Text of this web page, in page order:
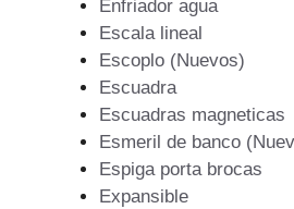
Enfriador agua
Escala lineal
Escoplo (Nuevos)
Escuadra
Escuadras magneticas
Esmeril de banco
Espiga porta brocas
Expansible